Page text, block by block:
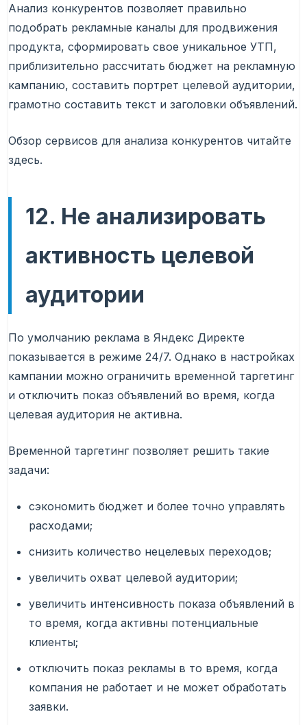
Анализ конкурентов позволяет правильно
подобрать рекламные каналы для продвижения
продукта, сформировать свое уникальное УТП,
приблизительно рассчитать бюджет на рекламную
кампанию, составить портрет целевой аудитории,
грамотно составить текст и заголовки объявлений.
Обзор сервисов для анализа конкурентов читайте
здесь.
12. Не анализировать
активность целевой
аудитории
По умолчанию реклама в Яндекс Директе
показывается в режиме 24/7. Однако в настройках
кампании можно ограничить временной таргетинг
и отключить показ объявлений во время, когда
целевая аудитория не активна.
Временной таргетинг позволяет решить такие
задачи:
сэкономить бюджет и более точно управлять
расходами;
снизить количество нецелевых переходов;
увеличить охват целевой аудитории;
увеличить интенсивность показа объявлений в
то время, когда активны потенциальные
клиенты;
отключить показ рекламы в то время, когда
компания не работает и не может обработать
заявки.